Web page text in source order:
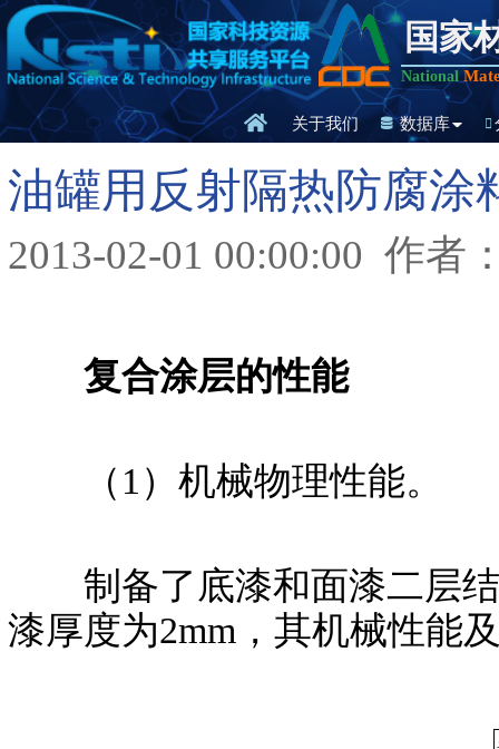
国家
National
关于我们 数据库
油罐用反射隔热防腐涂
2013-02-01 00:00:00 作者
复合涂层的性能
（1）机械物理性能。
制备了底漆和面漆二层结
漆厚度为2mm，其机械性能